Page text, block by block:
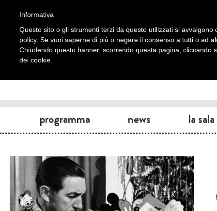
programma news la sala
Informativa
Questo sito o gli strumenti terzi da questo utilizzati si
policy. Se vuoi saperne di più o negare il consenso a tutti o ad
Chiudendo questo banner, scorrendo questa pagina, cliccando
dei cookie.